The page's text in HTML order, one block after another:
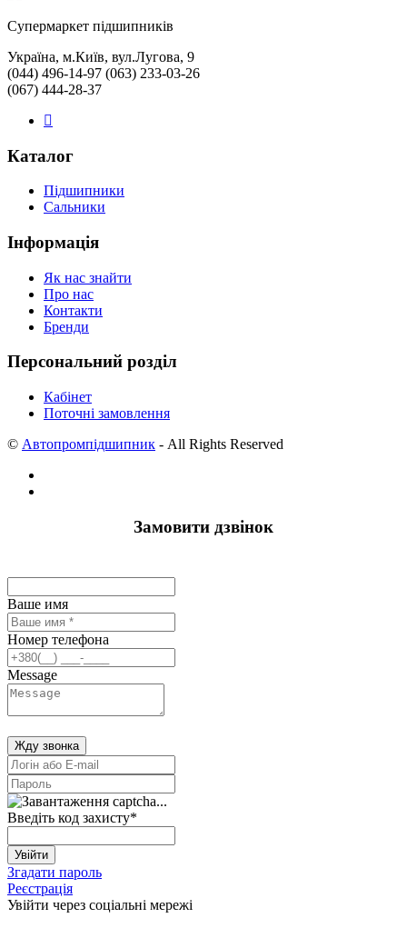
Cупермаркет підшипників
Україна, м.Київ, вул.Лугова, 9
(044) 496-14-97 (063) 233-03-26
(067) 444-28-37
Каталог
Підшипники
Сальники
Інформація
Як нас знайти
Про нас
Контакти
Бренди
Персональний розділ
Кабінет
Поточні замовлення
© Автопромпідшипник - All Rights Reserved
Замовити дзвінок
Ваше имя
Номер телефона
Message
Жду звонка
Введіть код захисту*
Увійти
Згадати пароль
Реєстрація
Увійти через соціальні мережі